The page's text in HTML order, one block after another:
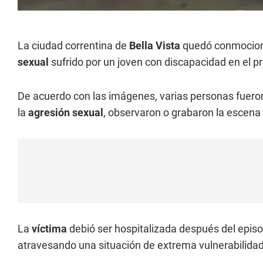
La ciudad correntina de Bella Vista quedó
sexual sufrido por un joven con discapacidad en el
De acuerdo con las imágenes, varias personas
la agresión sexual , observaron o grabaron la
La víctima debió ser hospitalizada después del
atravesando una situación de extrema